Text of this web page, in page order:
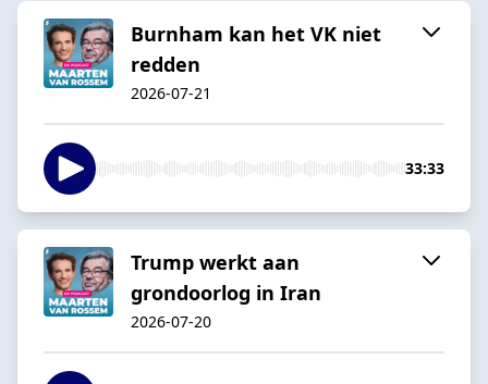
Burnham kan het VK niet
redden
2026-07-21
33:33
Trump werkt aan
grondoorlog in Iran
2026-07-20